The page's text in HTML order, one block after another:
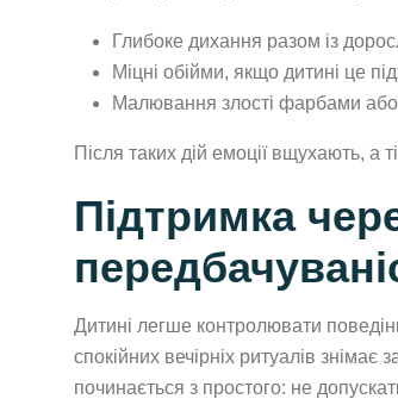
Глибоке дихання разом із
Міцні обійми, якщо дитині це
Малювання злості фарбами
Після таких дій емоції вщухають, а
Підтримка
Дитині легше контролювати
спокійних вечірніх ритуалів
починається з простого: не